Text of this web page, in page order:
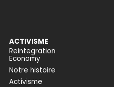
ACTIVISME
Reintegration
Economy
Notre histoire
Activisme